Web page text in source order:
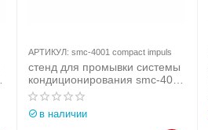
АРТИКУЛ: smc-4001 compact impuls
стенд для промывки системы
кондиционирования smc-4001
compact impuls
в наличии